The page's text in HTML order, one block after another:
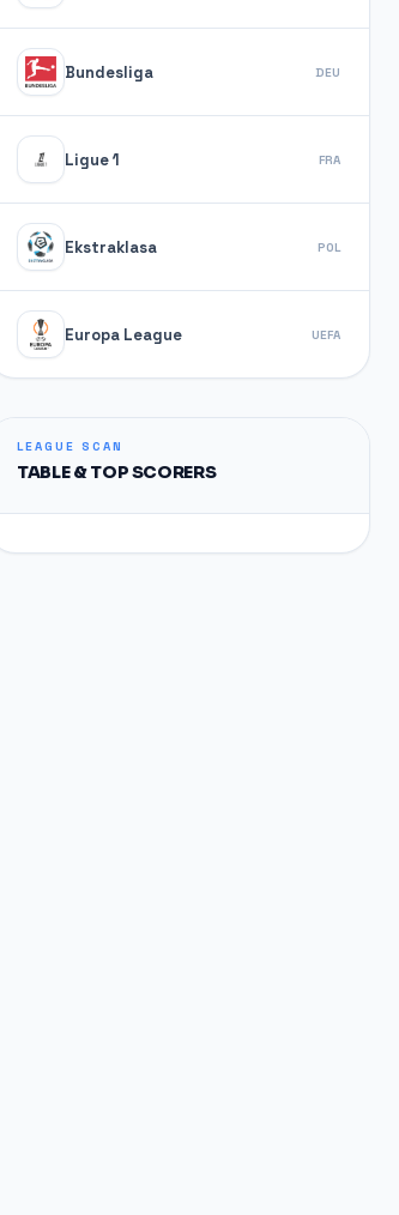
Bundesliga DEU
Ligue 1 FRA
Ekstraklasa POL
Europa League UEFA
LEAGUE SCAN
TABLE & TOP SCORERS